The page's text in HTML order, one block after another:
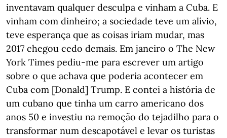
inventavam qualquer desculpa e vinham a Cuba. E
vinham com dinheiro; a sociedade teve um alívio,
teve esperança que as coisas iriam mudar, mas
2017 chegou cedo demais. Em janeiro o The New
York Times pediu-me para escrever um artigo
sobre o que achava que poderia acontecer em
Cuba com [Donald] Trump. E contei a história de
um cubano que tinha um carro americano dos
anos 50 e investiu na remoção do tejadilho para o
transformar num descapotável e levar os turistas